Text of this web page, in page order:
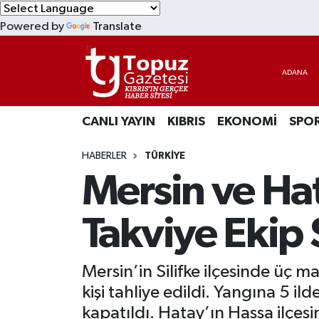
Powered by Translate
CANLI YAYIN KIBRIS EKONOMİ
HABERLER TÜRKİYE
Mersin ve
Takviye Ekip
Mersin’in Silifke ilçesinde üç
kişi tahliye edildi. Yangına 5
kapatıldı. Hatay’ın Hassa
EKONOMİ
MAGAZİN
TEKNOLOJİ
TÜRKİYE
Lefkoşa Nöbetçi Eczaneler
Lefkoşa Hava Durumu
Lefkoşa Trafik Yoğunluk Haritası
Süper Lig Puan Durumu ve Fikstür
Tüm Manşetler
Son Dakika Haberleri
Haber Arşivi